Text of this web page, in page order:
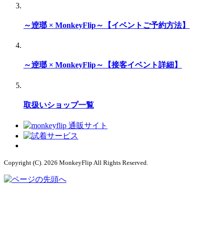
～逹瑯 × MonkeyFlip～【イベントご予約方法】
～逹瑯 × MonkeyFlip～【接客イベント詳細】
取扱いショップ一覧
Copyright (C). 2026 MonkeyFlip All Rights Reserved.